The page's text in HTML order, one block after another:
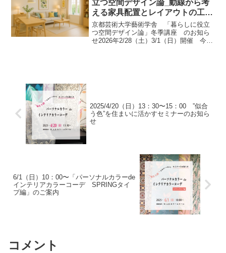
立つ空間デザイン論_動線から考
える家具配置とレイアウトの工
夫」のお知らせ
京都芸術大学藝術学舎 「暮らしに役立
つ空間デザイン論」冬季講座 のお知ら
せ2026年2/28（土）3/1（日）開催 今回
2025/4/20（日）13：30〜15：00 ”似合
う色”を住まいに活かすセミナーのお知ら
せ
6/1（日）10：00〜「パーソナルカラーde
インテリアカラーコーデ SPRINGタイ
プ編」のご案内
コメント